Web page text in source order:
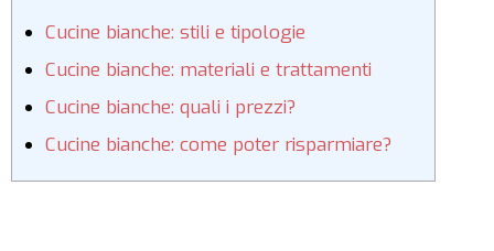
Cucine bianche: stili e tipologie
Cucine bianche: materiali e trattamenti
Cucine bianche: quali i prezzi?
Cucine bianche: come poter risparmiare?